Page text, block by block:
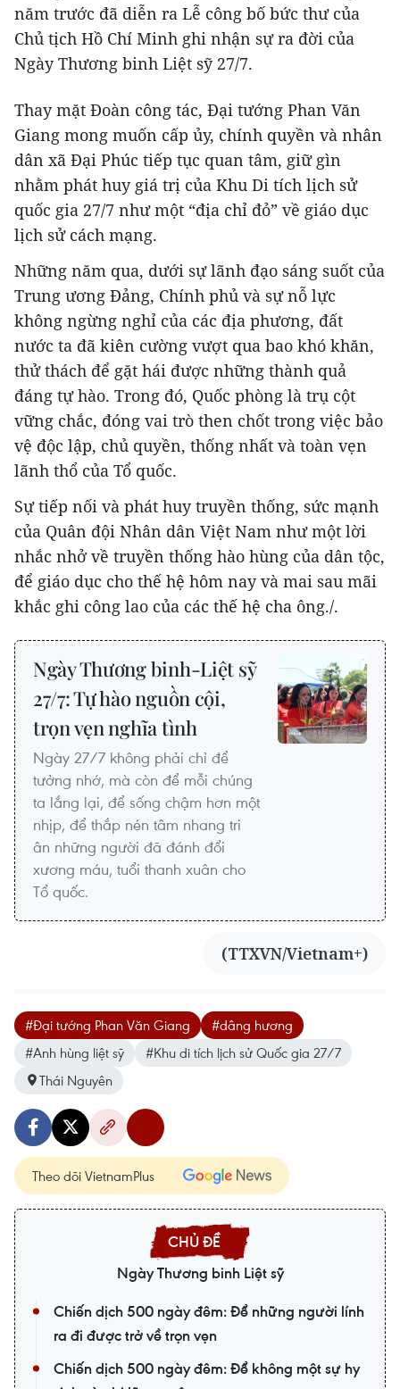
năm trước đã diễn ra Lễ công bố bức thư của
Chủ tịch Hồ Chí Minh ghi nhận sự ra đời của
Ngày Thương binh Liệt sỹ 27/7.
Thay mặt Đoàn công tác, Đại tướng Phan Văn
Giang mong muốn cấp ủy, chính quyền và nhân
dân xã Đại Phúc tiếp tục quan tâm, giữ gìn
nhằm phát huy giá trị của Khu Di tích lịch sử
quốc gia 27/7 như một “địa chỉ đỏ” về giáo dục
lịch sử cách mạng.
Những năm qua, dưới sự lãnh đạo sáng suốt của
Trung ương Đảng, Chính phủ và sự nỗ lực
không ngừng nghỉ của các địa phương, đất
nước ta đã kiên cường vượt qua bao khó khăn,
thử thách để gặt hái được những thành quả
đáng tự hào. Trong đó, Quốc phòng là trụ cột
vững chắc, đóng vai trò then chốt trong việc bảo
vệ độc lập, chủ quyền, thống nhất và toàn vẹn
lãnh thổ của Tổ quốc.
Sự tiếp nối và phát huy truyền thống, sức mạnh
của Quân đội Nhân dân Việt Nam như một lời
nhắc nhở về truyền thống hào hùng của dân tộc,
để giáo dục cho thế hệ hôm nay và mai sau mãi
khắc ghi công lao của các thế hệ cha ông./.
Ngày Thương binh-Liệt sỹ
27/7: Tự hào nguồn cội,
trọn vẹn nghĩa tình
Ngày 27/7 không phải chỉ để
tưởng nhớ, mà còn để mỗi chúng
ta lắng lại, để sống chậm hơn một
nhịp, để thắp nén tâm nhang tri
ân những người đã đánh đổi
xương máu, tuổi thanh xuân cho
Tổ quốc.
(TTXVN/Vietnam+)
#Đại tướng Phan Văn Giang
#dâng hương
#Anh hùng liệt sỹ
#Khu di tích lịch sử Quốc gia 27/7
Thái Nguyên
Theo dõi VietnamPlus
Ngày Thương binh Liệt sỹ
Chiến dịch 500 ngày đêm: Để những người lính
ra đi được trở về trọn vẹn
Chiến dịch 500 ngày đêm: Để không một sự hy